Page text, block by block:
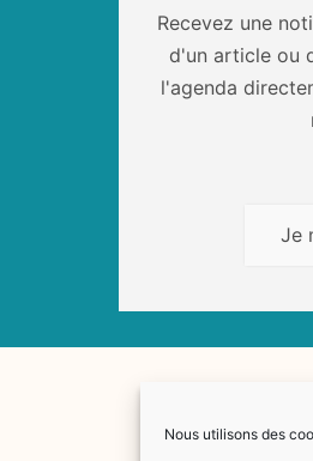
Nous utilisons des
Recevez une
d'un article ou
l'agenda
Je